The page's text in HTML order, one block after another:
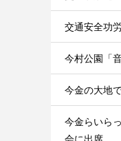
交通安全功
今村公園「
今金の大地
今金らいら